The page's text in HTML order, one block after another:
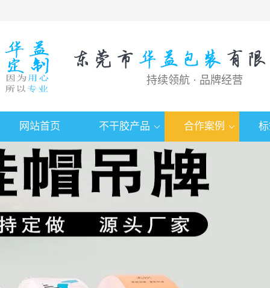
持续领航 · 品牌经营
网站首页 不干胶产品 合作案例